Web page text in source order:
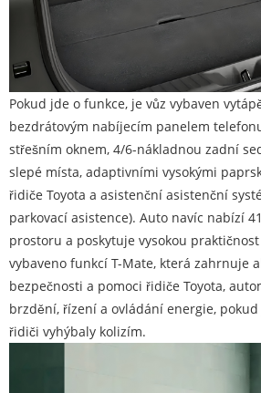
Pokud jde o funkce, je vůz vybaven
bezdrátovým nabíjecím panelem
střešním oknem, 4/6-nákladnou zadní
slepé místa, adaptivními vysokými
řidiče Toyota a asistenční asistenční
parkovací asistence). Auto navíc nabízí
prostoru a poskytuje vysokou
vybaveno funkcí T-Mate, která zahrnuje
bezpečnosti a pomoci řidiče Toyota,
brzdění, řízení a ovládání energie,
řidiči vyhýbaly kolizím.